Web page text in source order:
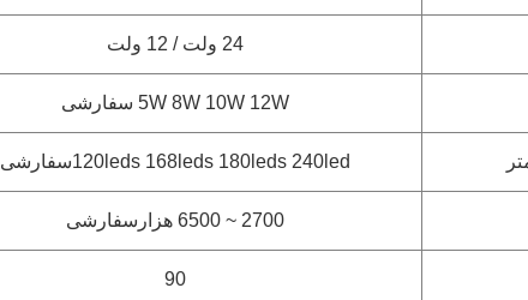
24 ولت / 12 ولت
5W 8W 10W 12W سفارشی
120leds 168leds 180leds 240ledسفارشی
2700 ~ 6500 هزار سفارشی
90